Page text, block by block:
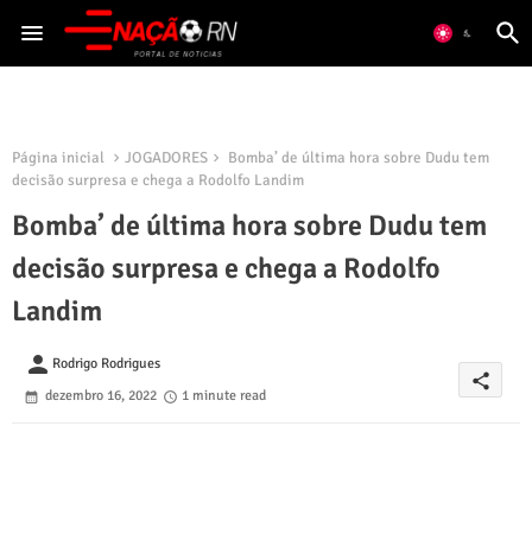
Página inicial JOGADORES
Bomba’ de última hora sobre Dudu tem
decisão surpresa e chega a Rodolfo Landim
Bomba’ de última hora sobre Dudu tem
decisão surpresa e chega a Rodolfo
Landim
person Rodrigo Rodrigues
dezembro 16, 2022
1 minute read
share